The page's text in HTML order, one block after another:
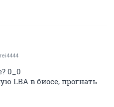
0_0
LBA в биосе, прогнать